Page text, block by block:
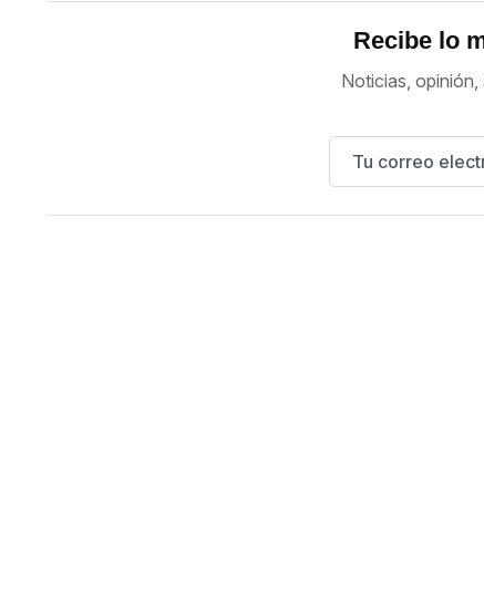
Recibe lo
Noticias, opinión,